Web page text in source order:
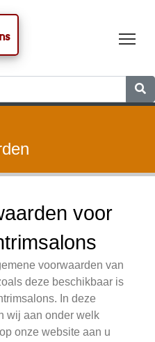
voor
voorwaarden van
deze beschikbaar is
In deze
wij aan onder welk
onze website aan u